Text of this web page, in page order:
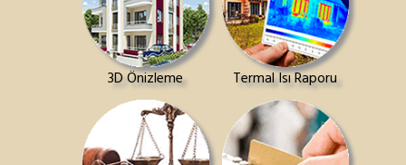
3D Önizleme Termal Isı Raporu